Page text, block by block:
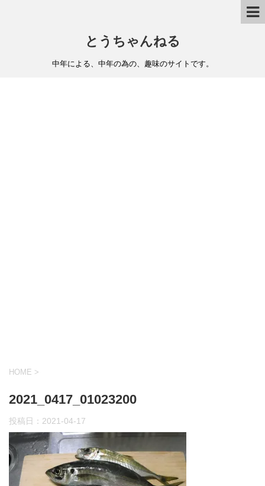
とうちゃんねる
中年による、中年の為の、趣味のサイトです。
HOME >
2021_0417_01023200
投稿日： 2021-04-17